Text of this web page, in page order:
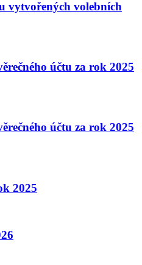
vytvořených volebních
účtu za rok 2025
účtu za rok 2025
2025